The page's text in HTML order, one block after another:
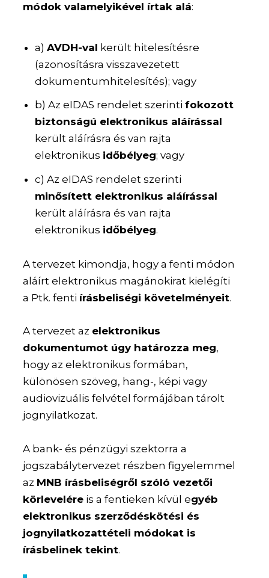
módok valamelyikével írtak alá:
a) AVDH-val került hitelesítésre
(azonosításra visszavezetett
dokumentumhitelesítés); vagy
b) Az eIDAS rendelet szerinti fokozott
biztonságú elektronikus aláírással
került aláírásra és van rajta
elektronikus időbélyeg; vagy
c) Az eIDAS rendelet szerinti
minősített elektronikus aláírással
került aláírásra és van rajta
elektronikus időbélyeg.
A tervezet kimondja, hogy a fenti módon
aláírt elektronikus magánokirat kielégíti
a Ptk. fenti írásbeliségi követelményeit.
A tervezet az elektronikus
dokumentumot úgy határozza meg,
hogy az elektronikus formában,
különösen szöveg, hang-, képi vagy
audiovizuális felvétel formájában tárolt
jognyilatkozat.
A bank- és pénzügyi szektorra a
jogszabálytervezet részben figyelemmel
az MNB írásbeliségről szóló vezetői
körlevelére is a fentieken kívül egyéb
elektronikus szerződéskötési és
jognyilatkozattételi módokat is
írásbelinek tekint.